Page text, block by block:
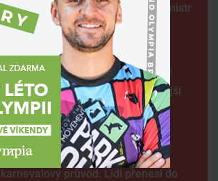
jako Kung Fu Panda, řekl čerstvý mistr
světa
Na plovárně ve Znojmě se popralo
třicet lidí. Přibudou kamery i častější
hlídky
FOTO: Ulicemi Brna se prohnal
karnevalový průvod. Lidi přenesl do